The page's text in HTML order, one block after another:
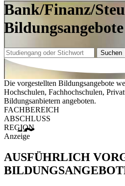
Bank/Finanz/
Bildungsangebote
Suchen
Die vorgestellten Bildungsangebote
Hochschulen, Fachhochschulen,
Bildungsanbietern angeboten.
FACHBEREICH
ABSCHLUSS
REGION
Anzeige
AUSFÜHRLICH